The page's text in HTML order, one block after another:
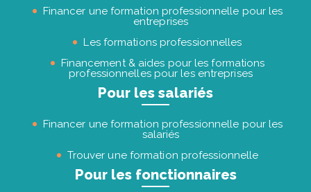
Financer une formation professionnelle pour les
entreprises
Les formations professionnelles
Financement & aides pour les formations
professionnelles pour les entreprises
Pour les salariés
Financer une formation professionnelle pour les
salariés
Trouver une formation professionnelle
Pour les fonctionnaires